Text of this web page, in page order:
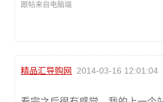
跟帖来自电脑端
精品汇导购网 2014-03-16 12:01:04